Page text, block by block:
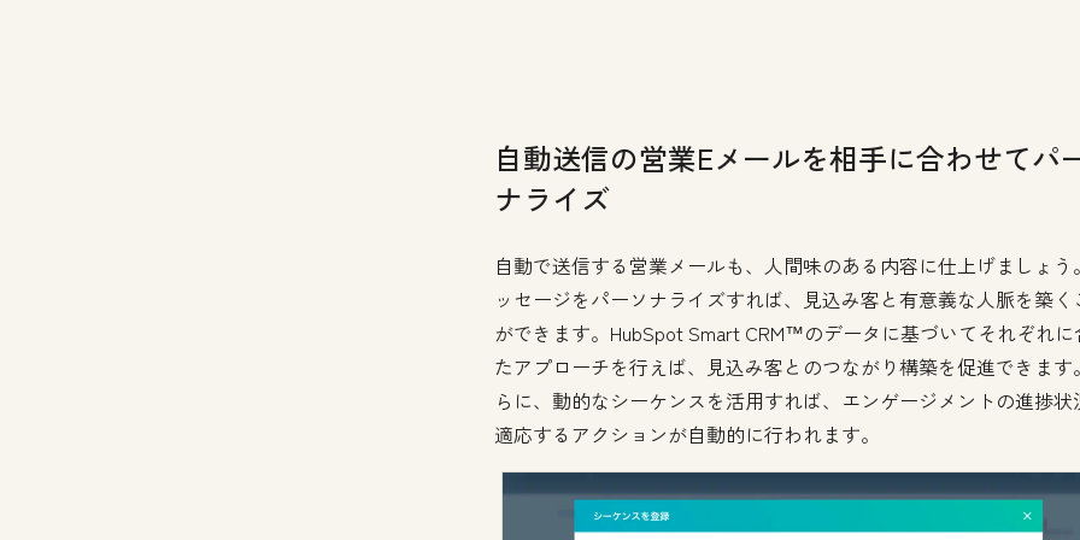
自動送信の営業Eメールを相手に合わせてパ
ナライズ
自動で送信する営業メールも、人間味のある内容に仕上げましょう
ッセージをパーソナライズすれば、見込み客と有意義な人脈を築く
ができます。HubSpot Smart CRM™のデータに基づいてそれぞれに
たアプローチを行えば、見込み客とのつながり構築を促進できます
らに、動的なシーケンスを活用すれば、エンゲージメントの進捗状
適応するアクションが自動的に行われます。